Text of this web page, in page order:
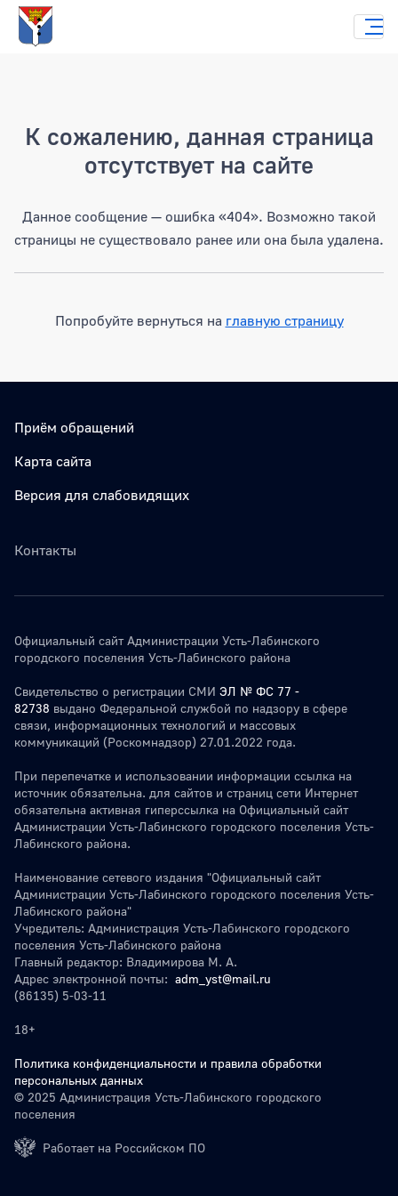
К сожалению, данная страница
отсутствует на сайте
Данное сообщение — ошибка «404». Возможно такой
страницы не существовало ранее или она была удалена.
Попробуйте вернуться на главную страницу
Приём обращений
Карта сайта
Версия для слабовидящих
Контакты
Официальный сайт Администрации Усть-Лабинского
городского поселения Усть-Лабинского района
Свидетельство о регистрации СМИ ЭЛ № ФС 77 -
82738 выдано Федеральной службой по надзору в сфере
связи, информационных технологий и массовых
коммуникаций (Роскомнадзор) 27.01.2022 года.
При перепечатке и использовании информации ссылка на
источник обязательна. для сайтов и страниц сети Интернет
обязательна активная гиперссылка на Официальный сайт
Администрации Усть-Лабинского городского поселения Усть-
Лабинского района.
Наименование сетевого издания "Официальный сайт
Администрации Усть-Лабинского городского поселения Усть-
Лабинского района"
Учредитель: Администрация Усть-Лабинского городского
поселения Усть-Лабинского района
Главный редактор: Владимирова М. А.
Адрес электронной почты: adm_yst@mail.ru
(86135) 5-03-11
18+
Политика конфиденциальности и правила обработки
персональных данных
© 2025 Администрация Усть-Лабинского городского
поселения
Работает на Российском ПО